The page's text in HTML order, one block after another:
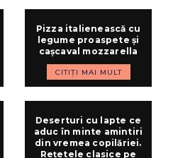
Pizza italienească cu
legume proaspete și
cașcaval mozzarella
CITIȚI MAI MULT
Deserturi cu lapte ce
aduc în minte amintiri
din vremea copilăriei.
Rețetele clasice pe